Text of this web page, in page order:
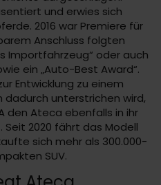
und erwies sich
2016 war Premiere für
Anschluss folgten
Importfahrzeug“ oder auch
ein „Auto-Best Award“.
Entwicklung zu einem
dadurch unterstrichen wird,
den Ateca ebenfalls in ihr
2020 fährt das Modell
sich mehr als 300.000-
SUV.